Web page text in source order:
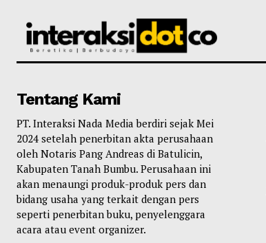
Tentang Kami
PT. Interaksi Nada Media berdiri sejak Mei
2024 setelah penerbitan akta perusahaan
oleh Notaris Pang Andreas di Batulicin,
Kabupaten Tanah Bumbu. Perusahaan ini
akan menaungi produk-produk pers dan
bidang usaha yang terkait dengan pers
seperti penerbitan buku, penyelenggara
acara atau event organizer.